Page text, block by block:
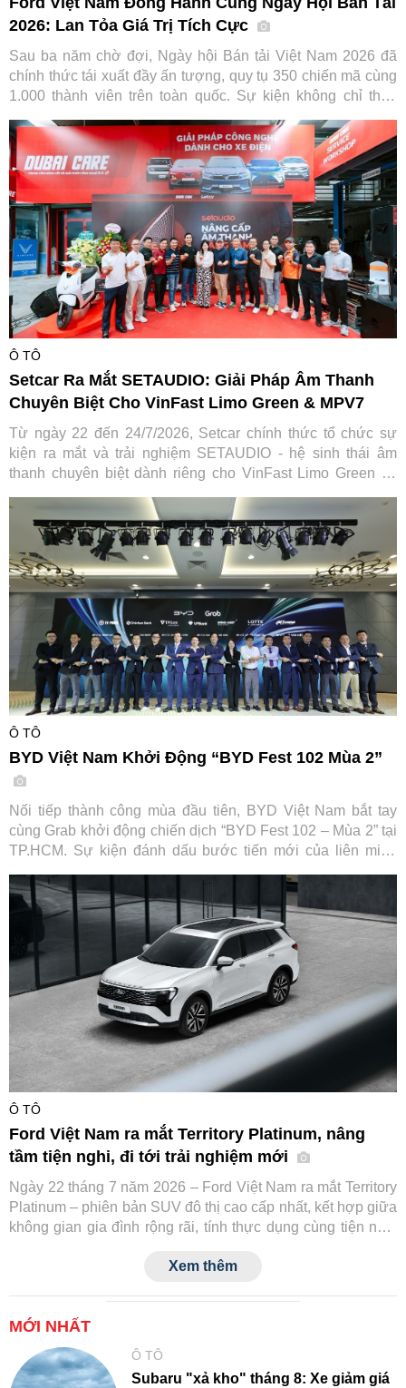
2026: Lan Tỏa Giá Trị Tích Cực
Sau ba năm chờ đợi, Ngày hội Bán tải Việt Nam 2026 đã
chính thức tái xuất đầy ấn tượng, quy tụ 350 chiến mã cùng
1.000 thành viên trên toàn quốc. Sự kiện không chỉ thỏa
Việt Nam trong hành trình gắn kết và lan tỏa giá trị tích cực
cho cộng đồng.
Ô TÔ
Setcar Ra Mắt SETAUDIO: Giải Pháp Âm Thanh
Chuyên Biệt Cho VinFast Limo Green & MPV7
Từ ngày 22 đến 24/7/2026, Setcar chính thức tổ chức sự
kiện ra mắt và trải nghiệm SETAUDIO - hệ sinh thái âm
thanh chuyên biệt dành riêng cho VinFast Limo Green và
cũ đổi mới" tiết kiệm tới 7,2 triệu đồng.
Ô TÔ
BYD Việt Nam Khởi Động “BYD Fest 102 Mùa 2”
Nối tiếp thành công mùa đầu tiên, BYD Việt Nam bắt tay
cùng Grab khởi động chiến dịch “BYD Fest 102 – Mùa 2” tại
TP.HCM. Sự kiện đánh dấu bước tiến mới của liên minh
đẩy chuyển đổi xanh cho ngành vận tải dịch vụ tại Việt Nam.
Ô TÔ
Ford Việt Nam ra mắt Territory Platinum, nâng
tầm tiện nghi, đi tới trải nghiệm mới
Ngày 22 tháng 7 năm 2026 – Ford Việt Nam ra mắt Territory
Platinum – phiên bản SUV đô thị cao cấp nhất, kết hợp giữa
không gian gia đình rộng rãi, tính thực dụng cùng tiện nghi
Xem thêm
MỚI NHẤT
Ô TÔ
Subaru "xả kho" tháng 8: Xe giảm giá